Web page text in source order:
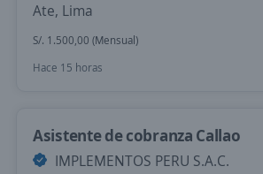
Ate, Lima
S/. 1.500,00 (Mensual)
Hace 15 horas
Asistente de cobranza Callao
IMPLEMENTOS PERU S.A.C.